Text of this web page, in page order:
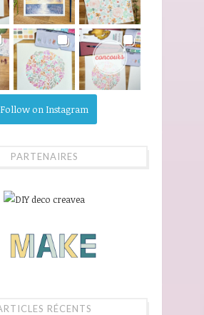
Follow on Instagram
PARTENAIRES
RÉCENTS